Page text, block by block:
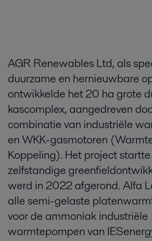
AGR Renewables Ltd, als
duurzame en hernieuwbare
ontwikkelde het 20 ha grote
kascomplex, aangedreven
combinatie van industriële
en WKK-gasmotoren
Koppeling). Het project
zelfstandige
werd in 2022 afgerond. Alfa
alle semi-gelaste
voor de ammoniak industriële
warmtepompen van